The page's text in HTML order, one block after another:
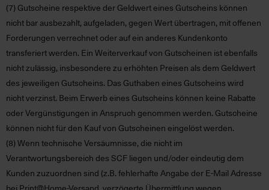
(7) Gutscheine respektive der Geldwert eines Gutscheins können
nicht bar ausbezahlt, aufgeladen, gegen Wert übertragen, mit offenen
Forderungen verrechnet oder auf ein anderes Kundenkonto
transferiert werden. Ein Weiterverkauf von Gutscheinen ist ebenfalls
nicht zulässig, insbesondere zu erhöhten Preisen als dem Geldwert
des jeweiligen Gutscheins. Das Guthaben eines Gutscheins wird
nicht verzinst. Beim Erwerb eines Gutscheins können keine Rabatte
oder Vergünstigungen in Anspruch genommen werden. Gutscheine
können nicht für den Kauf von Gutscheinen eingelöst werden.
(8)Wenn technische Versäumnisse, die nicht im
Verantwortungsbereich des SCF liegen und/oder eindeutig dem
Kunden zuzuordnen sind (z.B. fehlerhafte Angabe der E-Mail Adresse